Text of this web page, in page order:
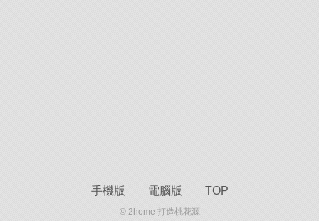
手機版 電腦版 TOP
© 2home 打造桃花源